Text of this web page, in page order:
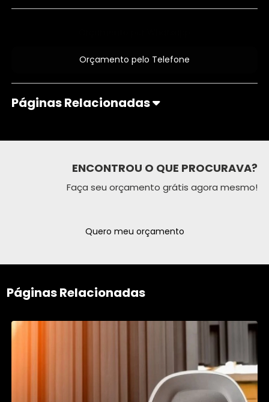
Orçamento pelo Telefone
Páginas Relacionadas
ENCONTROU O QUE PROCURAVA?
Faça seu orçamento grátis agora mesmo!
Quero meu orçamento
Páginas Relacionadas